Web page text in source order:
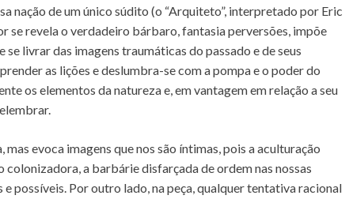
nação de um único súdito (o “Arquiteto”, interpretado por Eric
se revela o verdadeiro bárbaro, fantasia perversões, impõe
livrar das imagens traumáticas do passado e de seus
as lições e deslumbra-se com a pompa e o poder do
os elementos da natureza e, em vantagem em relação a seu
evoca imagens que nos são íntimas, pois a aculturação
a barbárie disfarçada de ordem nas nossas
possíveis. Por outro lado, na peça, qualquer tentativa racional